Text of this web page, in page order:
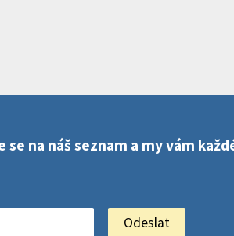
na náš seznam a my vám